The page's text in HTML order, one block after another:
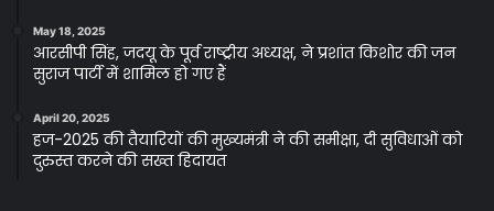
May 18, 2025
आरसीपी सिंह, जदयू के पूर्व राष्ट्रीय अध्यक्ष, ने प्रशांत किशोर की जन
सुराज पार्टी में शामिल हो गए हैं
April 20, 2025
हज-2025 की तैयारियों की मुख्यमंत्री ने की समीक्षा, दी सुविधाओं को
दुरुस्त करने की सख्त हिदायत